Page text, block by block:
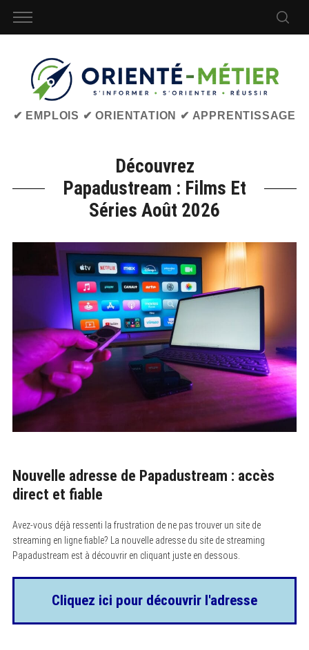
✔ EMPLOIS ✔ ORIENTATION ✔ APPRENTISSAGE
Découvrez
Papadustream : Films Et
Séries Août 2026
Nouvelle adresse de Papadustream : accès
direct et fiable
Avez-vous déjà ressenti la frustration de ne pas trouver un site de
streaming en ligne fiable? La nouvelle adresse du site de streaming
Papadustream est à découvrir en cliquant juste en dessous.
Cliquez ici pour découvrir l'adresse